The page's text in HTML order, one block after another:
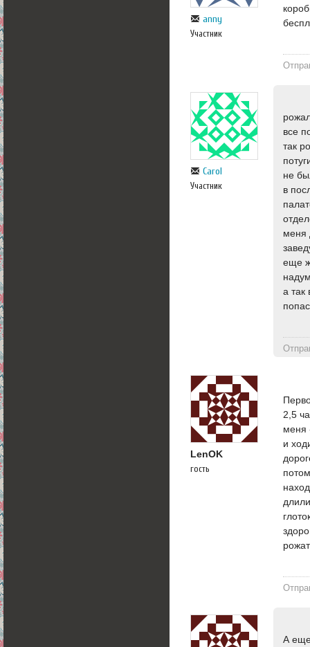
anny
Участник
Carol
Участник
все
так
не
в
меня
еще
а так
LenOK
гость
2,5
меня
и
А